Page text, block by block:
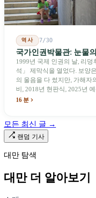
역사 7/30
국가인권박물관: 눈물
1999년 국제 인권의 날, 리
석」 제막식을 열었다. 보양
의 울음을 다 썼지만, 가해자
비, 2018년 현판식, 2025년
념하기 위해 스스로 세운 박
16 분
모든 최신 글 →
랜덤 기사
대만 탐색
대만 더 알아보기